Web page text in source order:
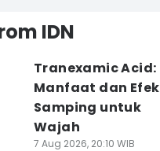
IDN
Tranexamic Acid:
Manfaat dan Efek
Samping untuk
Wajah
7 Aug 2026, 20:10 WIB